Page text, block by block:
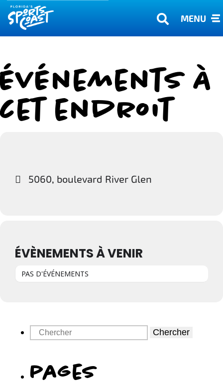
MENU
Événements à
cet endroit
5060, boulevard River Glen
ÉVÈNEMENTS À VENIR
PAS D'ÉVÉNEMENTS
Chercher
pages